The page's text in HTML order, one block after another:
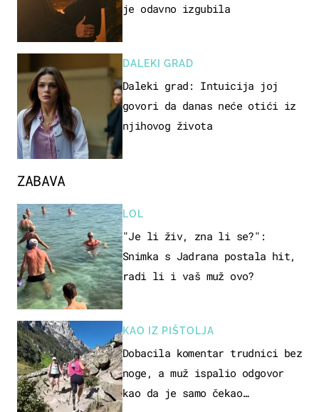
ZABAVA
LOL
"Je li živ, zna li se?":
Snimka s Jadrana postala hit,
radi li i vaš muž ovo?
KAO IZ PIŠTOLJA
Dobacila komentar trudnici bez
noge, a muž ispalio odgovor
kao da je samo čekao…
je odavno izgubila
DALEKI GRAD
Daleki grad: Intuicija joj
govori da danas neće otići iz
njihovog života